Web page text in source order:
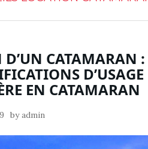
CATAMARAN :
EN CATAMARAN
byadmin